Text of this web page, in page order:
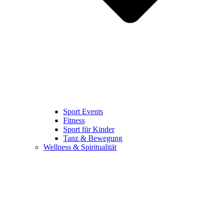
Sport Events
Fitness
Sport für Kinder
Tanz & Bewegung
Wellness & Spiritualität